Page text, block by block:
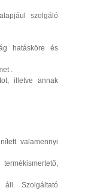
szolgáló
hatásköre és
.
illetve annak
valamennyi
Szolgáltató